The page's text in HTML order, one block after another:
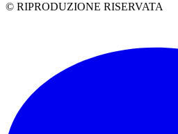
© RIPRODUZIONE RISERVATA